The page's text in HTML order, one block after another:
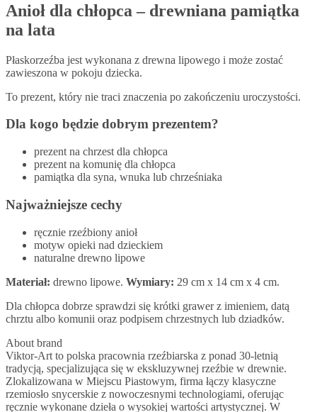
Anioł dla chłopca – drewniana pamiątka
na lata
Płaskorzeźba jest wykonana z drewna lipowego i może zostać
zawieszona w pokoju dziecka.
To prezent, który nie traci znaczenia po zakończeniu uroczystości.
Dla kogo będzie dobrym prezentem?
prezent na chrzest dla chłopca
prezent na komunię dla chłopca
pamiątka dla syna, wnuka lub chrześniaka
Najważniejsze cechy
ręcznie rzeźbiony anioł
motyw opieki nad dzieckiem
naturalne drewno lipowe
Materiał: drewno lipowe. Wymiary: 29 cm x 14 cm x 4 cm.
Dla chłopca dobrze sprawdzi się krótki grawer z imieniem, datą
chrztu albo komunii oraz podpisem chrzestnych lub dziadków.
About brand
Viktor-Art to polska pracownia rzeźbiarska z ponad 30-letnią
tradycją, specjalizująca się w ekskluzywnej rzeźbie w drewnie.
Zlokalizowana w Miejscu Piastowym, firma łączy klasyczne
rzemiosło snycerskie z nowoczesnymi technologiami, oferując
ręcznie wykonane dzieła o wysokiej wartości artystycznej. W